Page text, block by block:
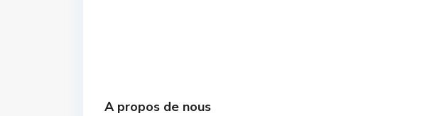
A propos de nous